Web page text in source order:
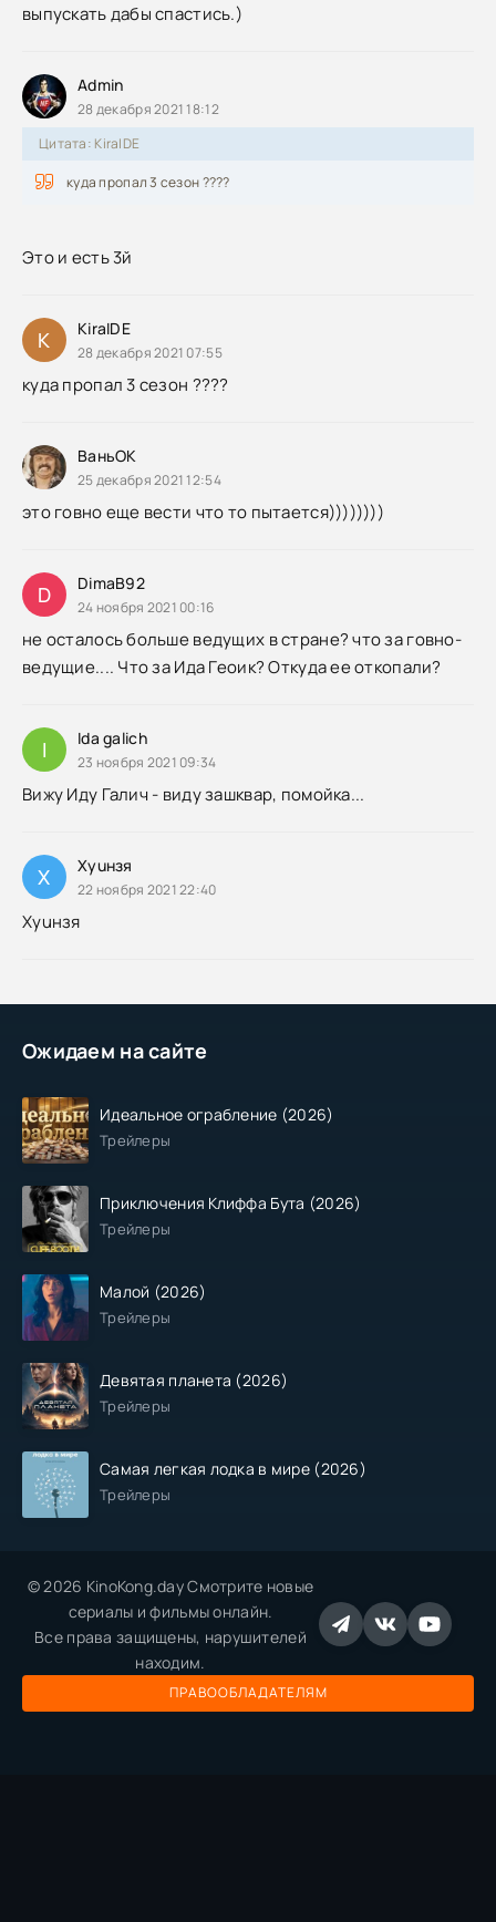
Ожидаем на сайте
Идеальное ограбление (2026)
Трейлеры
Приключения Клиффа Бута (2026)
Трейлеры
Малой (2026)
Трейлеры
Девятая планета (2026)
Трейлеры
Самая легкая лодка в мире (2026)
Трейлеры
выпускать дабы спастись.)
Admin
28 декабря 2021 18:12
Цитата: KiraIDE
куда пропал 3 сезон ????
Это и есть 3й
K KiraIDE
28 декабря 2021 07:55
куда пропал 3 сезон ????
ВаньОК
25 декабря 2021 12:54
это говно еще вести что то пытается))))))))
D DimaB92
24 ноября 2021 00:16
не осталось больше ведущих в стране? что за говно-
ведущие.... Что за Ида Геоик? Откуда ее откопали?
I Ida galich
23 ноября 2021 09:34
Вижу Иду Галич - виду зашквар, помойка...
X Xyuнзя
22 ноября 2021 22:40
Xyuнзя
© 2026 KinoKong.day Смотрите новые
сериалы и фильмы онлайн.
Все права защищены, нарушителей
находим.
ПРАВООБЛАДАТЕЛЯМ